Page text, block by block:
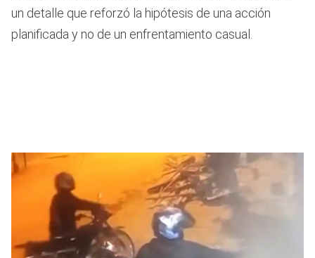
un detalle que reforzó la hipótesis de una acción
planificada y no de un enfrentamiento casual.